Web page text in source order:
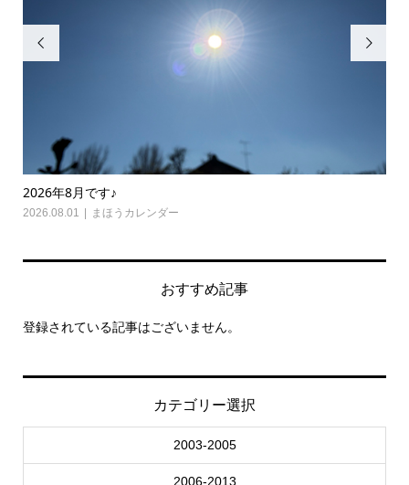

2026年8月です♪
2026.08.01 まほうカレンダー

おすすめ記事
登録されている記事はございません。
カテゴリー選択
2003-2005
2006-2013